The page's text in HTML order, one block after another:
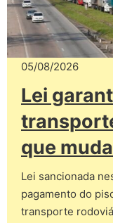
05/08/2026
Lei
que muda
Lei sancionada
pagamento do
transporte